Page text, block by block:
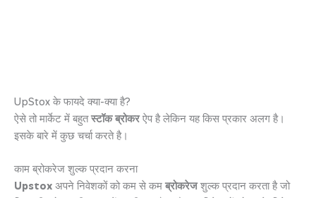
UpStox के फायदे क्या-क्या है?
ऐसे तो मार्केट में बहुतस्टॉक ब्रोकरऐप है लेकिन यह किस प्रकार अलग है।
इसके बारे में कुछ चर्चा करते है।
काम ब्रोकरेज शुल्क प्रदान करना
Upstox अपने निवेशकों को कम से कम ब्रोकरेजशुल्क प्रदान करता है जो